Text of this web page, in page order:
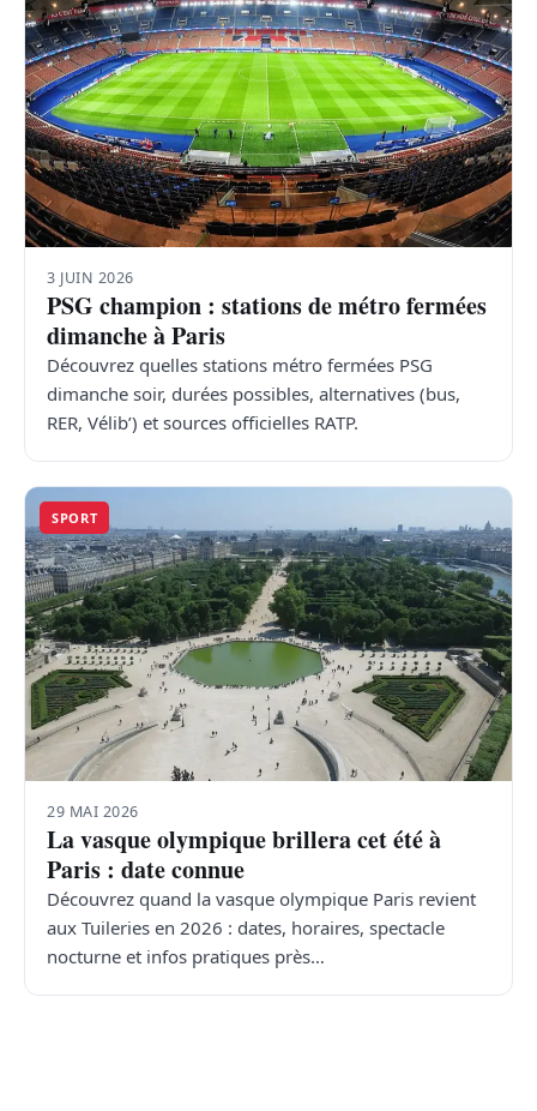
3 JUIN 2026
PSG champion : stations de métro fermées
dimanche à Paris
Découvrez quelles stations métro fermées PSG
dimanche soir, durées possibles, alternatives (bus,
RER, Vélib’) et sources officielles RATP.
SPORT
29 MAI 2026
La vasque olympique brillera cet été à
Paris : date connue
Découvrez quand la vasque olympique Paris revient
aux Tuileries en 2026 : dates, horaires, spectacle
nocturne et infos pratiques près…